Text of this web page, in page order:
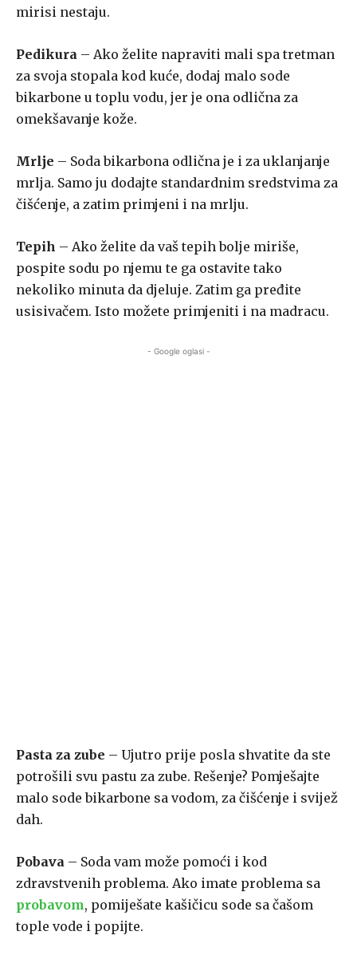
mirisi nestaju.
Pedikura – Ako želite napraviti mali spa tretman
za svoja stopala kod kuće, dodaj malo sode
bikarbone u toplu vodu, jer je ona odlična za
omekšavanje kože.
Mrlje – Soda bikarbona odlična je i za uklanjanje
mrlja. Samo ju dodajte standardnim sredstvima za
čišćenje, a zatim primjeni i na mrlju.
Tepih – Ako želite da vaš tepih bolje miriše,
pospite sodu po njemu te ga ostavite tako
nekoliko minuta da djeluje. Zatim ga pređite
usisivačem. Isto možete primjeniti i na madracu.
- Google oglasi -
Pasta za zube – Ujutro prije posla shvatite da ste
potrošili svu pastu za zube. Rešenje? Pomješajte
malo sode bikarbone sa vodom, za čišćenje i svijež
dah.
Pobava – Soda vam može pomoći i kod
zdravstvenih problema. Ako imate problema sa
probavom, pomiješate kašičicu sode sa čašom
tople vode i popijte.